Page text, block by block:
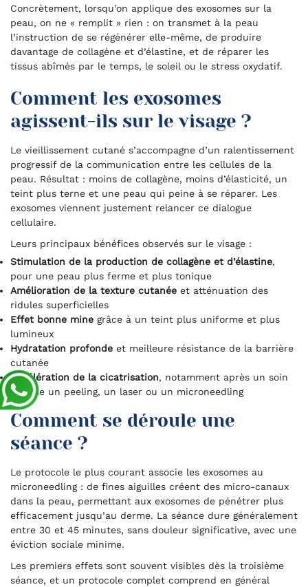
Concrètement, lorsqu’on applique des exosomes sur la
peau, on ne « remplit » rien : on transmet à la peau
l’instruction de se régénérer elle-même, de produire
davantage de collagène et d’élastine, et de réparer les
tissus abîmés par le temps, le soleil ou le stress oxydatif.
Comment les exosomes
agissent-ils sur le visage ?
Le vieillissement cutané s’accompagne d’un ralentissement
progressif de la communication entre les cellules de la
peau. Résultat : moins de collagène, moins d’élasticité, un
teint plus terne et une peau qui peine à se réparer. Les
exosomes viennent justement relancer ce dialogue
cellulaire.
Leurs principaux bénéfices observés sur le visage :
Stimulation de la production de collagène et d’élastine,
pour une peau plus ferme et plus tonique
Amélioration de la texture cutanée et atténuation des
ridules superficielles
Effet bonne mine grâce à un teint plus uniforme et plus
lumineux
Hydratation profonde et meilleure résistance de la barrière
cutanée
Accélération de la cicatrisation, notamment après un soin
comme un peeling, un laser ou un microneedling
Comment se déroule une
séance ?
Le protocole le plus courant associe les exosomes au
microneedling : de fines aiguilles créent des micro-canaux
dans la peau, permettant aux exosomes de pénétrer plus
efficacement jusqu’au derme. La séance dure généralement
entre 30 et 45 minutes, sans douleur significative, avec une
éviction sociale minime.
Les premiers effets sont souvent visibles dès la troisième
séance, et un protocole complet comprend en général